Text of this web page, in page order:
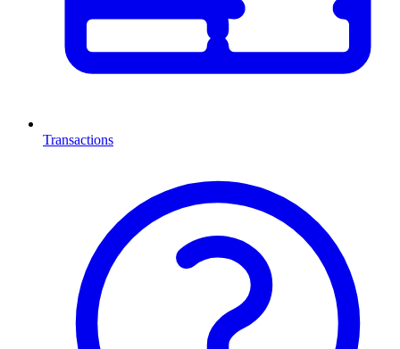
Transactions